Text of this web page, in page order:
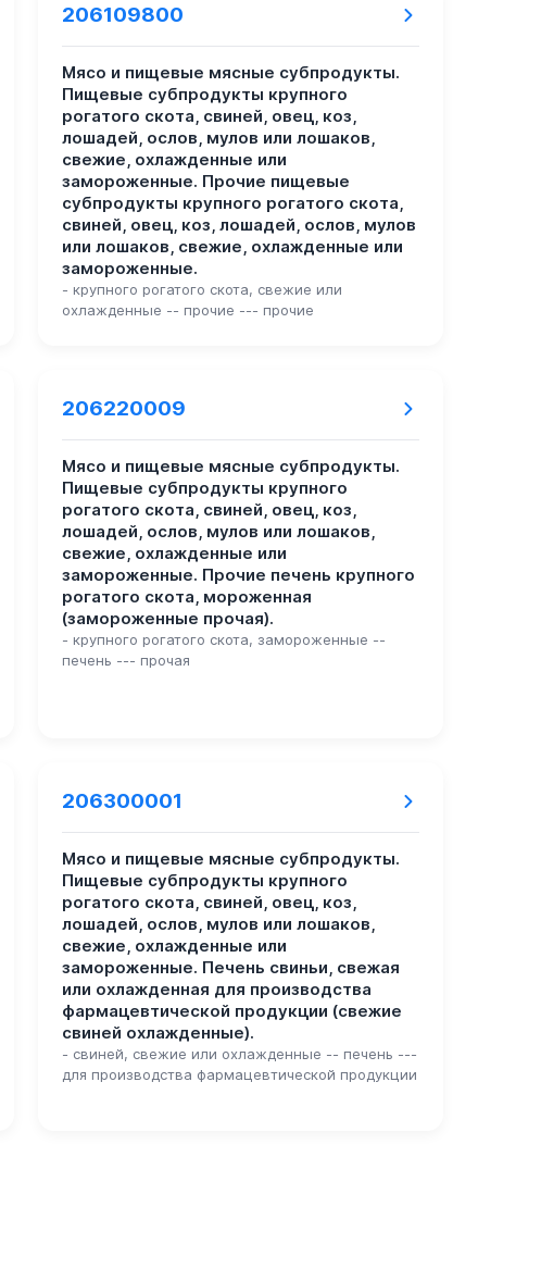
206109800
Мясо и пищевые мясные субпродукты.
Пищевые субпродукты крупного
рогатого скота, свиней, овец, коз,
лошадей, ослов, мулов или лошаков,
свежие, охлажденные или
замороженные. Прочие пищевые
субпродукты крупного рогатого скота,
свиней, овец, коз, лошадей, ослов, мулов
или лошаков, свежие, охлажденные или
замороженные.
- крупного рогатого скота, свежие или
охлажденные -- прочие --- прочие
206220009
Мясо и пищевые мясные субпродукты.
Пищевые субпродукты крупного
рогатого скота, свиней, овец, коз,
лошадей, ослов, мулов или лошаков,
свежие, охлажденные или
замороженные. Прочие печень крупного
рогатого скота, мороженная
(замороженные прочая).
- крупного рогатого скота, замороженные --
печень --- прочая
206300001
Мясо и пищевые мясные субпродукты.
Пищевые субпродукты крупного
рогатого скота, свиней, овец, коз,
лошадей, ослов, мулов или лошаков,
свежие, охлажденные или
замороженные. Печень свиньи, свежая
или охлажденная для производства
фармацевтической продукции (свежие
свиней охлажденные).
- свиней, свежие или охлажденные -- печень ---
для производства фармацевтической продукции